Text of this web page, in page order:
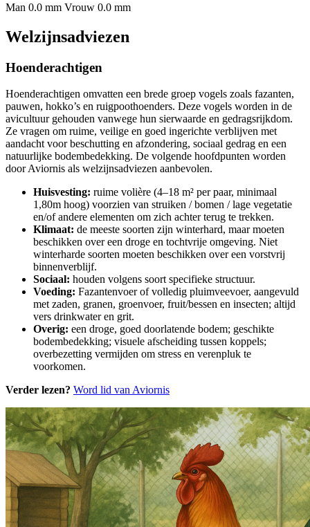
Man 0.0 mm Vrouw 0.0 mm
Welzijnsadviezen
Hoenderachtigen
Hoenderachtigen omvatten een brede groep vogels zoals fazanten,
pauwen, hokko’s en ruigpoothoenders. Deze vogels worden in de
avicultuur gehouden vanwege hun sierwaarde en gedragsrijkdom.
Ze vragen om ruime, veilige en goed ingerichte verblijven met
aandacht voor beschutting en afzondering, sociaal gedrag en een
natuurlijke bodembedekking. De volgende hoofdpunten worden
door Aviornis als welzijnsadviezen aanbevolen.
Huisvesting: ruime volière (4–18 m² per paar, minimaal
1,80m hoog) voorzien van struiken / bomen / lage vegetatie
en/of andere elementen om zich achter terug te trekken.
Klimaat: de meeste soorten zijn winterhard, maar moeten
beschikken over een droge en tochtvrije omgeving. Niet
winterharde soorten moeten beschikken over een vorstvrij
binnenverblijf.
Sociaal: houden volgens soort specifieke structuur.
Voeding: Fazantenvoer of volledig pluimveevoer, aangevuld
met zaden, granen, groenvoer, fruit/bessen en insecten; altijd
vers drinkwater en grit.
Overig: een droge, goed doorlatende bodem; geschikte
bodembedekking; visuele afscheiding tussen koppels;
overbezetting vermijden om stress en verenpluk te
voorkomen.
Verder lezen? Word lid van Aviornis